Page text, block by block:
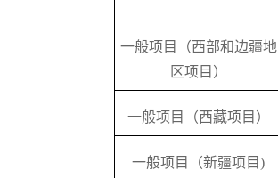
一般项目（西部和边疆地
区项目）
一般项目（西藏项目）
一般项目（新疆项目)